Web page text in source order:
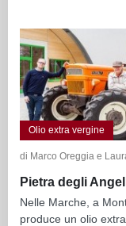
Olio extra vergine
di Marco Oreggia e
Pietra degli
Nelle Marche, a
produce un olio